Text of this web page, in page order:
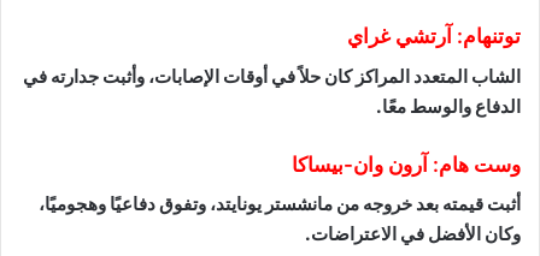
توتنهام: آرتشي غراي
الشاب المتعدد المراكز كان حلاً في أوقات الإصابات، وأثبت جدارته في
الدفاع والوسط معًا.
وست هام: آرون وان-بيساكا
أثبت قيمته بعد خروجه من مانشستر يونايتد، وتفوق دفاعيًا وهجوميًا،
وكان الأفضل في الاعتراضات.